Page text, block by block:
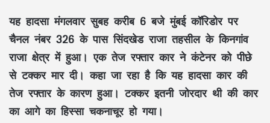
यह हादसा मंगलवार सुबह करीब 6 बजे मुंबई कॉरिडोर पर
चैनल नंबर 326 के पास सिंदखेड राजा तहसील के किनगांव
राजा क्षेत्र में हुआ। एक तेज रफ्तार कार ने कंटेनर को पीछे
से टक्कर मार दी। कहा जा रहा है कि यह हादसा कार की
तेज रफ्तार के कारण हुआ। टक्कर इतनी जोरदार थी की कार
का आगे का हिस्सा चकनाचूर हो गया।